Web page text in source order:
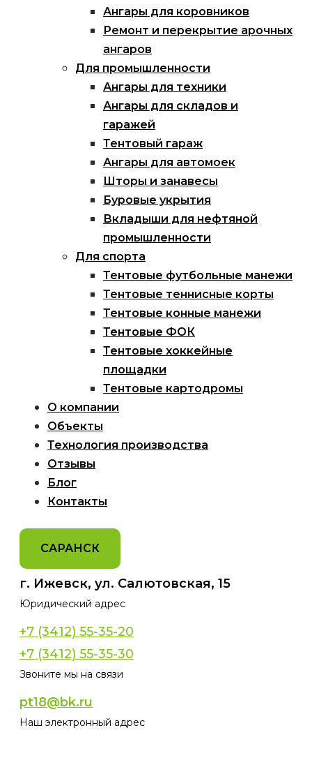
Ангары для коровников
Ремонт и перекрытие арочных
ангаров
Для промышленности
Ангары для техники
Ангары для складов и
гаражей
Тентовый гараж
Ангары для автомоек
Шторы и занавесы
Буровые укрытия
Вкладыши для нефтяной
промышленности
Для спорта
Тентовые футбольные манежи
Тентовые теннисные корты
Тентовые конные манежи
Тентовые ФОК
Тентовые хоккейные
площадки
Тентовые картодромы
О компании
Объекты
Технология производства
Отзывы
Блог
Контакты
САРАНСК
г. Ижевск, ул. Салютовская, 15
Юридический адрес
+7 (3412) 55-35-20
+7 (3412) 55-35-30
Звоните мы на связи
pt18@bk.ru
Наш электронный адрес